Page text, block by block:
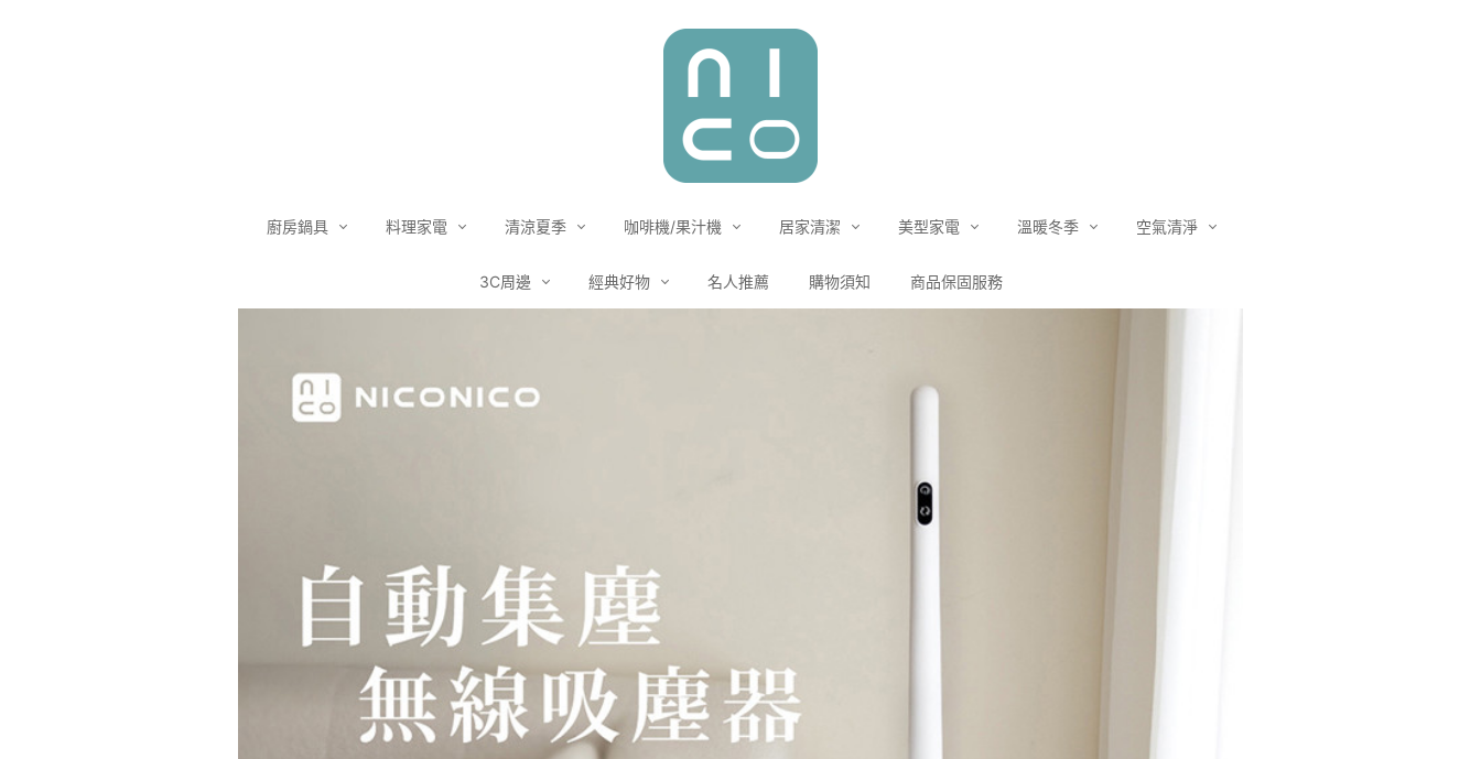
廚房鍋具 料理家電 清涼夏季 咖啡機/果汁機 居家清潔 美型家電 溫暖冬季 空氣清淨
3C周邊 經典好物 名人推薦 購物須知 商品保固服務